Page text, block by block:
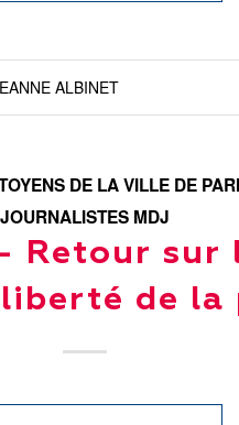
ALBINET
DE LA VILLE DE
JOURNALISTES MDJ
Retour sur
de la